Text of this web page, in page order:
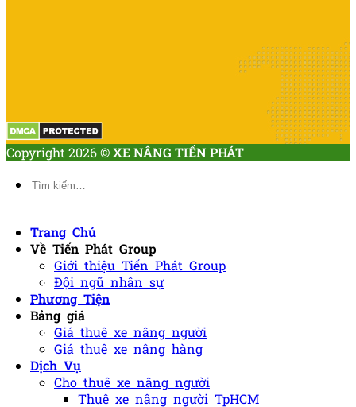
Copyright 2026 ©XE NÂNG TIẾN PHÁT
Tìm
Trang Chủ
Về Tiến Phát Group
Giới thiệu Tiến Phát Group
Đội ngũ nhân sự
Phương Tiện
Bảng giá
Giá thuê xe nâng người
Giá thuê xe nâng hàng
Dịch Vụ
Cho thuê xe nâng người
Thuê xe nâng người TpHCM